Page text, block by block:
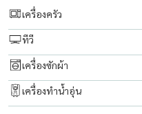
( line ID : @livingbkk ) please
line :https://lin.ee/boiktJ6
Email:
www. thelivingbkk.com (บริษัท
เครื่องครัว
ทีวี
เครื่องซักผ้า
เครื่องทำน้ำอุ่น